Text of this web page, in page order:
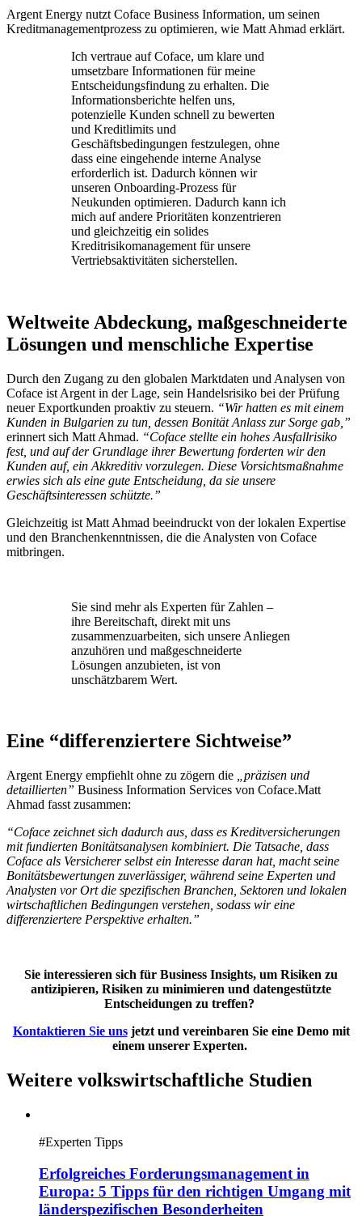
Argent Energy nutzt Coface Business Information, um seinen
Kreditmanagementprozess zu optimieren, wie Matt Ahmad erklärt.
Ich vertraue auf Coface, um klare und
umsetzbare Informationen für meine
Entscheidungsfindung zu erhalten. Die
Informationsberichte helfen uns,
potenzielle Kunden schnell zu bewerten
und Kreditlimits und
Geschäftsbedingungen festzulegen, ohne
dass eine eingehende interne Analyse
erforderlich ist. Dadurch können wir
unseren Onboarding-Prozess für
Neukunden optimieren. Dadurch kann ich
mich auf andere Prioritäten konzentrieren
und gleichzeitig ein solides
Kreditrisikomanagement für unsere
Vertriebsaktivitäten sicherstellen.
Weltweite Abdeckung, maßgeschneiderte
Lösungen und menschliche Expertise
Durch den Zugang zu den globalen Marktdaten und Analysen von
Coface ist Argent in der Lage, sein Handelsrisiko bei der Prüfung
neuer Exportkunden proaktiv zu steuern. “Wir hatten es mit einem
Kunden in Bulgarien zu tun, dessen Bonität Anlass zur Sorge gab,”
erinnert sich Matt Ahmad. “Coface stellte ein hohes Ausfallrisiko
fest, und auf der Grundlage ihrer Bewertung forderten wir den
Kunden auf, ein Akkreditiv vorzulegen. Diese Vorsichtsmaßnahme
erwies sich als eine gute Entscheidung, da sie unsere
Geschäftsinteressen schützte.”
Gleichzeitig ist Matt Ahmad beeindruckt von der lokalen Expertise
und den Branchenkenntnissen, die die Analysten von Coface
mitbringen.
Sie sind mehr als Experten für Zahlen –
ihre Bereitschaft, direkt mit uns
zusammenzuarbeiten, sich unsere Anliegen
anzuhören und maßgeschneiderte
Lösungen anzubieten, ist von
unschätzbarem Wert.
Eine “differenziertere Sichtweise”
Argent Energy empfiehlt ohne zu zögern die
„präzisen und
detaillierten” Business Information Services von Coface.Matt
Ahmad fasst zusammen:
“Coface zeichnet sich dadurch aus, dass es Kreditversicherungen
mit fundierten Bonitätsanalysen kombiniert. Die Tatsache, dass
Coface als Versicherer selbst ein Interesse daran hat, macht seine
Bonitätsbewertungen zuverlässiger, während seine Experten und
Analysten vor Ort die spezifischen Branchen, Sektoren und lokalen
wirtschaftlichen Bedingungen verstehen, sodass wir eine
differenziertere Perspektive erhalten.”
Sie interessieren sich für Business Insights, um Risiken zu
antizipieren, Risiken zu minimieren und datengestützte
Entscheidungen zu treffen?
Kontaktieren Sie unsjetzt und vereinbaren Sie eine Demo mit
einem unserer Experten.
Weitere volkswirtschaftliche Studien
#Experten Tipps
Erfolgreiches Forderungsmanagement in
Europa: 5 Tipps für den richtigen Umgang mit
länderspezifischen Besonderheiten